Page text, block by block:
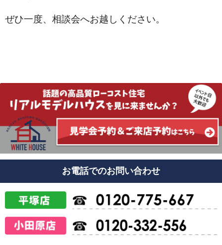
ぜひ一度、相談会へお越しください。
お電話でのお問い合わせ